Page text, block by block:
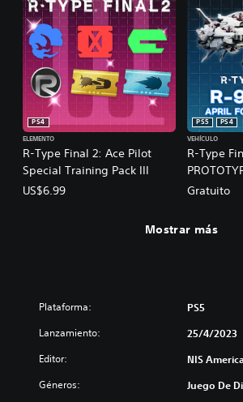
R-Type Final 2: Ace Pilot
Special Training Pack III
PS4
ELEMENTO
US$6.99
R-Type
PS5
PS4
VEHÍCULO
Gratuito
Mostrar más
Plataforma: PS5
Lanzamiento: 25/4/2023
Editor: NIS
Géneros: Juego De